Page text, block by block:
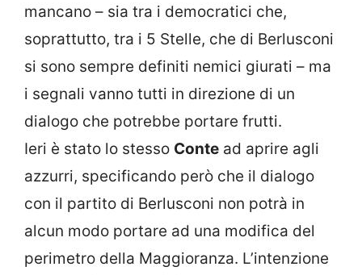
mancano – sia tra i democratici che,
soprattutto, tra i 5 Stelle, che di Berlusconi
si sono sempre definiti nemici giurati – ma
i segnali vanno tutti in direzione di un
dialogo che potrebbe portare frutti.
Ieri è stato lo stesso Conte ad aprire agli
azzurri, specificando però che il dialogo
con il partito di Berlusconi non potrà in
alcun modo portare ad una modifica del
perimetro della Maggioranza. L’intenzione